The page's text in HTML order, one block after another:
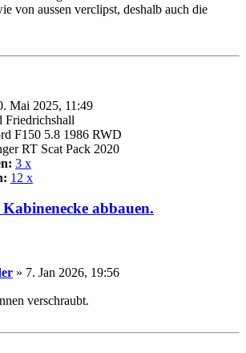
von aussen verclipst, deshalb auch die
Mai 2025, 11:49
Friedrichshall
F150 5.8 1986 RWD
RT Scat Pack 2020
3 x
12 x
abbauen.
» 7. Jan 2026, 19:56
verschraubt.